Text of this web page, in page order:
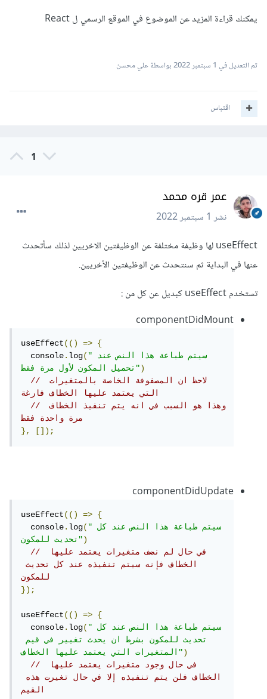
يمكنك قراءة المزيد عن الموضوع في الموقع الرسمي ل React
تم التعديل في 1 سبتمبر 2022 بواسطة علي محسن
اقتباس
1
عمر قره محمد
نشر1 سبتمبر 2022
useEffect لها وظيفة مختلفة عن الوظيفتين الاخريين لذلك سأتحدث
عنها في البداية ثم سنتحدث عن الوظيفتين الأخريين.
تستخدم useEffect كبديل عن كل من :
componentDidMount
useEffect(() =>
{
  console
.log("سيتم طباعة هذا النص عند
تحميل المكون لأول مرة فقط")
// لاحظ ان المصفوفة الخاصة بالمتغيرات
التي يعتمد عليها الخطاف فارغة
// وهذا هو السبب في انه يتم تنفيذ الخطاف
مرة واحدة فقط
},
[]);
componentDidUpdate
useEffect(() =>
{
  console
.log("سيتم طباعة هذا النص عند كل
تحديث للمكون")
// في حال لم نضف متغيرات يعتمد عليها
الخطاف فإنه سيتم تنفيذه عند كل تحديث
للمكون
});
useEffect(() =>
{
  console
.log("سيتم طباعة هذا النص عند كل
تحديث للمكون بشرط ان يحدث تغيير في قيم
المتغيرات التي يعتمد عليها الخطاف")
// في حال وجود متغيرات يعتمد عليها
الخطاف فلن يتم تنفيذه إلا في حال تغيرت هذه
القيم